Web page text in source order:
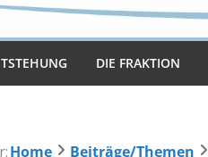
DIE FRAK­TION
Home Beiträge/Themen